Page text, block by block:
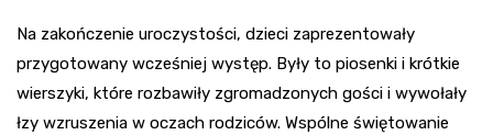
Na zakończenie uroczystości, dzieci zaprezentowały
przygotowany wcześniej występ. Były to piosenki i krótkie
wierszyki, które rozbawiły zgromadzonych gości i wywołały
łzy wzruszenia w oczach rodziców. Wspólne świętowanie